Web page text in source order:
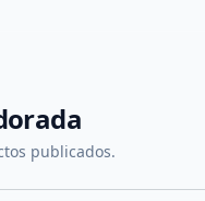
publicados.